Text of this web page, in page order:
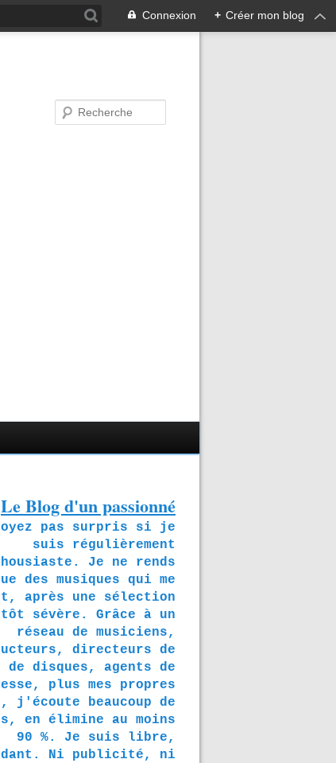
Connexion + Créer mon blog
Le Blog d'un passionné
pas surpris si je
suis régulièrement
Je ne rends
des musiques qui me
après une sélection
sévère. Grâce à un
réseau de musiciens,
directeurs de
de disques, agents de
plus mes propres
beaucoup de
en élimine au moins
90 %. Je suis libre,
Ni publicité, ni